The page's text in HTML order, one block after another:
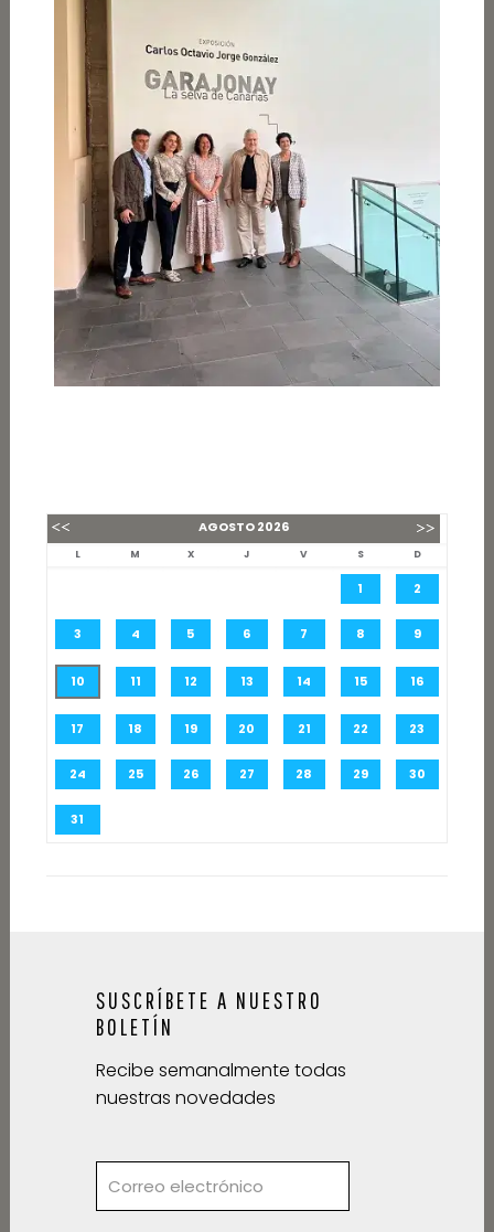
AGOSTO2026
L M X J V S D
1 2
3 4 5 6 7 8 9
10 11 12 13 14 15 16
17 18 19 20 21 22 23
24 25 26 27 28 29 30
31
SUSCRÍBETE A NUESTRO
BOLETÍN
Recibe semanalmente todas
nuestras novedades